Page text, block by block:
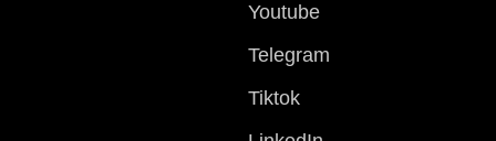
Youtube
Telegram
Tiktok